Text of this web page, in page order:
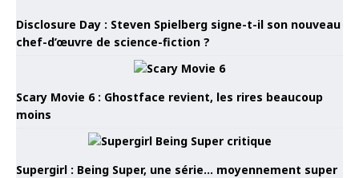
Disclosure Day : Steven Spielberg signe-t-il son nouveau
chef-d’œuvre de science-fiction ?
Scary Movie 6 : Ghostface revient, les rires beaucoup
moins
Supergirl : Being Super, une série… moyennement super